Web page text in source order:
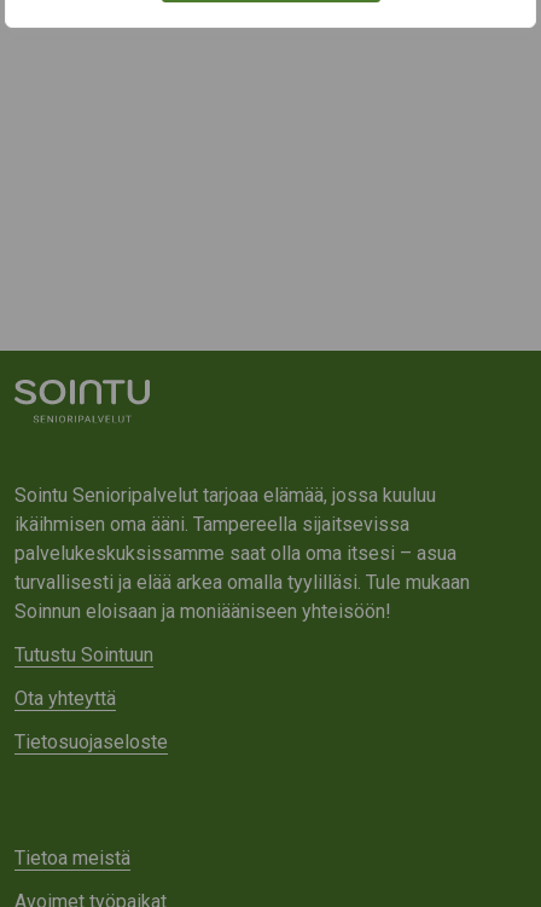
Sointu Senioripalvelut tarjoaa elämää, jossa kuuluu
ikäihmisen oma ääni. Tampereella sijaitsevissa
palvelukeskuksissamme saat olla oma itsesi – asua
turvallisesti ja elää arkea omalla tyylilläsi. Tule mukaan
Soinnun eloisaan ja moniääniseen yhteisöön!
Tutustu Sointuun
Ota yhteyttä
Tietosuojaseloste
Tietoa meistä
Avoimet työpaikat